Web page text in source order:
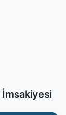
İmsakiyesi